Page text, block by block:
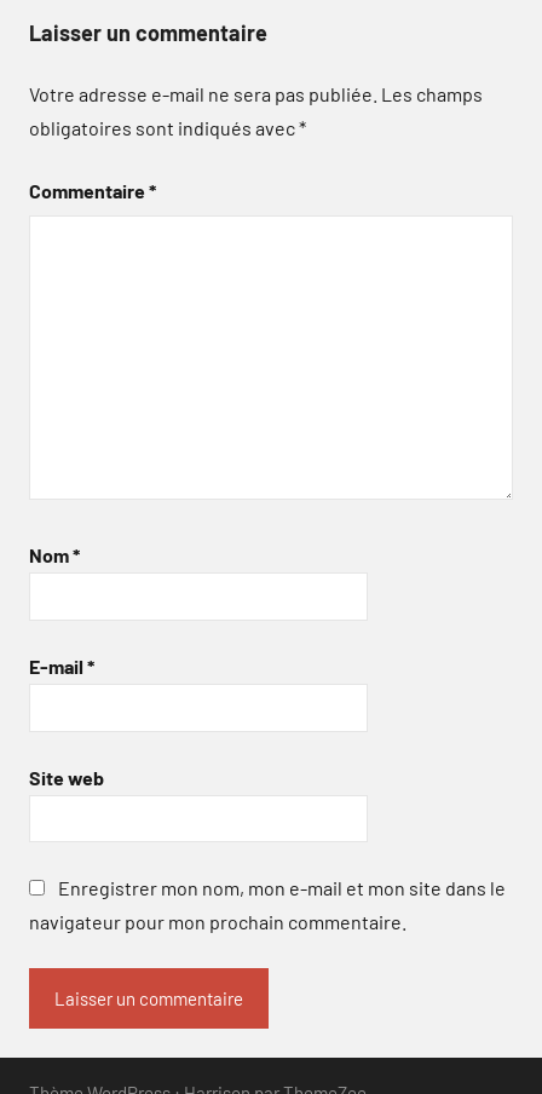
Laisser un commentaire
Votre adresse e-mail ne sera pas publiée. Les champs
obligatoires sont indiqués avec*
Commentaire*
Nom*
E-mail *
Site web
Enregistrer mon nom, mon e-mail et mon site dans le
navigateur pour mon prochain commentaire.